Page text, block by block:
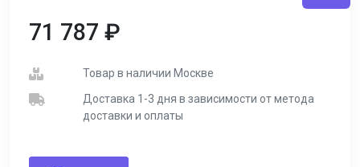
71 787 ₽
Товар в наличии Москве
Доставка 1-3 дня в зависимости от метода
доставки и оплаты